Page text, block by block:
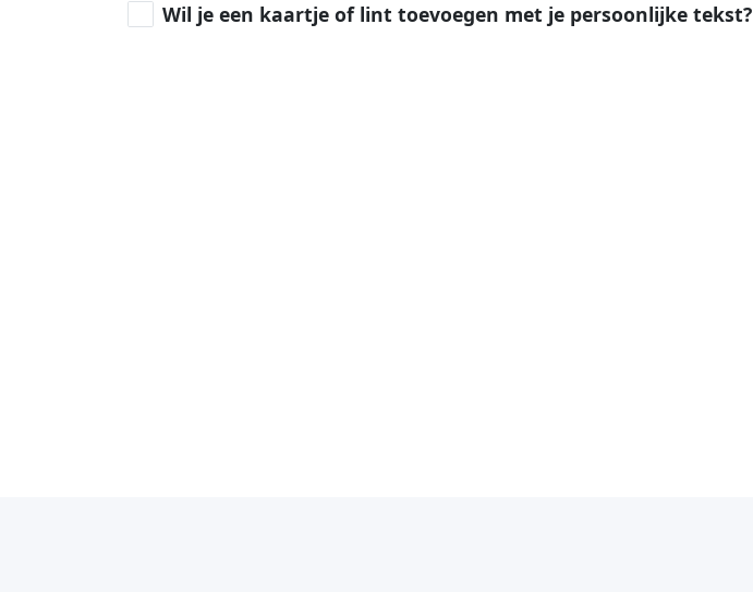
Wil je een kaartje of lint toevoegen met je persoonlijke tekst?